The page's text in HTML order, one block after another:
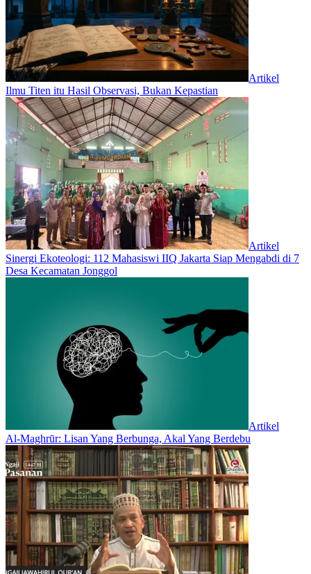
Artikel
Ilmu Titen itu Hasil Observasi, Bukan Kepastian
Artikel
‎Sinergi Ekoteologi: 112 Mahasiswi IIQ Jakarta Siap Mengabdi di 7
Desa Kecamatan Jonggol
Artikel
Al-Maghrūr: Lisan Yang Berbunga, Akal Yang Berdebu